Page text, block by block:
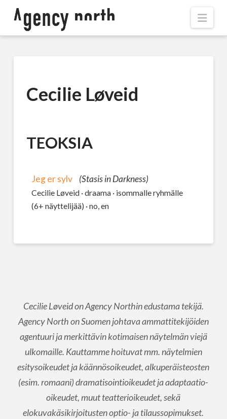
Cecilie Løveid
TEOKSIA
Jeg er sylv (Stasis in Darkness)
Cecilie Løveid · draama · isommalle ryhmälle
(6+ näyttelijää) · no, en
Cecilie Løveid on Agency Northin edustama tekijä.
Agency North on Suomen johtava ammattitekijöiden
agentuuri ja merkittävin kotimaisen näytelmän viejä
ulkomaille. Kauttamme hoituvat mm. näytelmien
esitysoikeudet ja käännösoikeudet, alkuperäisteosten
(esim. romaani) dramatisointioikeudet ja adaptaatio-
oikeudet, muut teatterioikeudet, sekä
elokuvakäsikirjoitusten optio- ja tilaussopimukset.